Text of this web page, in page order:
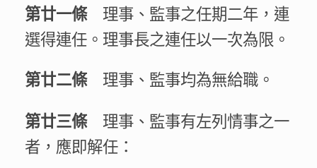
第廿一條理事、監事之任期二年，連
選得連任。理事長之連任以一次為限。
第廿二條理事、監事均為無給職。
第廿三條理事、監事有左列情事之一
者，應即解任：